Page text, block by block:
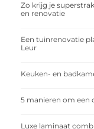
Zo krijg je
en renovatie
Een tuinrenovatie
Leur
Keuken- en
5 manieren om een
Luxe laminaat